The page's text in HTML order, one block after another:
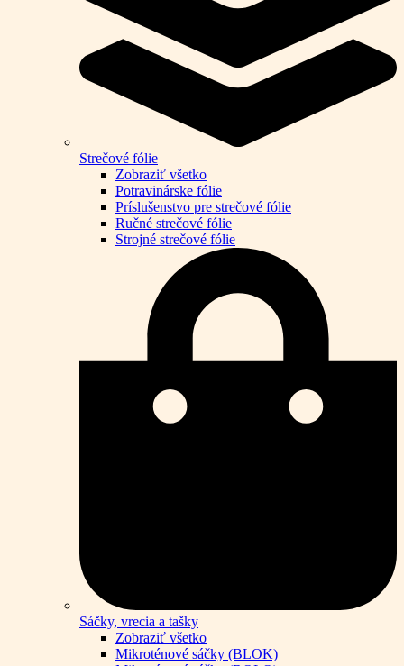
Strečové fólie
Zobraziť všetko
Potravinárske fólie
Príslušenstvo pre strečové fólie
Ručné strečové fólie
Strojné strečové fólie
Sáčky, vrecia a tašky
Zobraziť všetko
Mikroténové sáčky (BLOK)